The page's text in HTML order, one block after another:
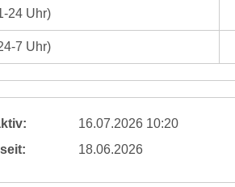
24 Uhr)
7 Uhr)
16.07.2026 10:20
18.06.2026